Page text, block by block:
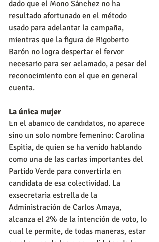
dado que el Mono Sánchez no ha
resultado afortunado en el método
usado para adelantar la campaña,
mientras que la figura de Rigoberto
Barón no logra despertar el fervor
necesario para ser aclamado, a pesar del
reconocimiento con el que en general
cuenta.
La única mujer
En el abanico de candidatos, no aparece
sino un solo nombre femenino: Carolina
Espitia, de quien se ha venido hablando
como una de las cartas importantes del
Partido Verde para convertirla en
candidata de esa colectividad. La
exsecretaria estrella de la
Administración de Carlos Amaya,
alcanza el 2% de la intención de voto, lo
cual le permite, de todas maneras, estar